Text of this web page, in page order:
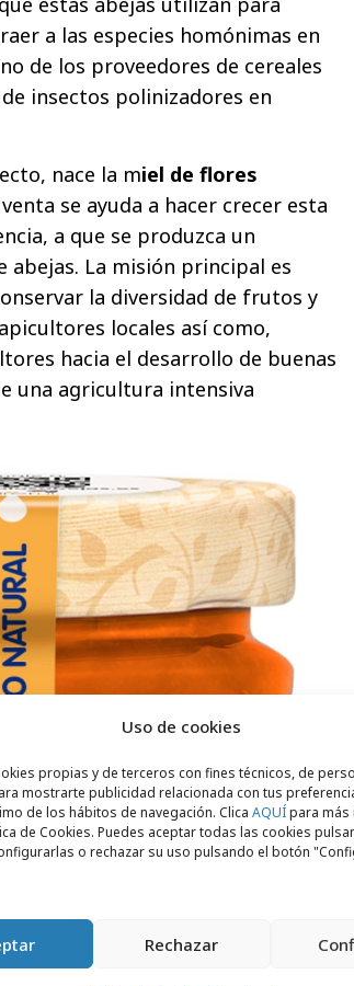
Uso de cookies
propias y de terceros con fines técnicos, de
mostrarte publicidad relacionada con tus
de los hábitos de navegación. Clica AQUÍpara más
de Cookies. Puedes aceptar todas las cookies
o rechazar su uso pulsando el botón
Rechazar
a las especies homónimas en
de los proveedores de cereales
insectos polinizadores en
nace la miel de flores
venta se ayuda a hacer crecer esta
a que se produzca un
abejas. La misión principal es
la diversidad de frutos y
locales así como,
hacia el desarrollo de buenas
una agricultura intensiva